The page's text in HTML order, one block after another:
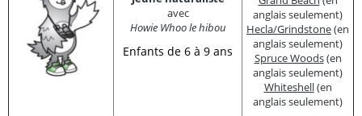
avec
Howie Whoo le hibou
Enfants de 6 à 9 ans
anglais seulement)
Hecla/Grindstone(en
anglais seulement)
Spruce Woods(en
anglais seulement)
Whiteshell(en
anglais seulement)